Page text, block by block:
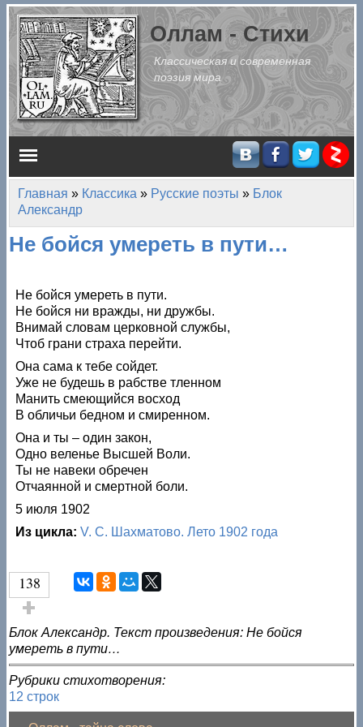
Перейти к основному содержанию
Оллам - Стихи
Классическая и современная
поэзия мира
Главное меню
Вы здесь
Главная » Классика » Русские поэты » Блок
Александр
Не бойся умереть в пути…
Не бойся умереть в пути.
Не бойся ни вражды, ни дружбы.
Внимай словам церковной службы,
Чтоб грани страха перейти.
Она сама к тебе сойдет.
Уже не будешь в рабстве тленном
Манить смеющийся восход
В обличьи бедном и смиренном.
Она и ты – один закон,
Одно веленье Высшей Воли.
Ты не навеки обречен
Отчаянной и смертной боли.
5 июля 1902
Из цикла:V. С. Шахматово. Лето 1902 года
138
Голос за!
Блок Александр. Текст произведения: Не бойся
умереть в пути…
Рубрики стихотворения:
12 строк